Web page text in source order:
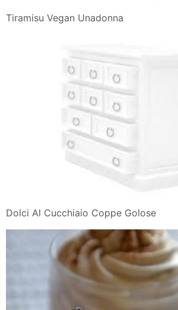
Tiramisu Vegan Unadonna
Dolci Al Cucchiaio Coppe Golose